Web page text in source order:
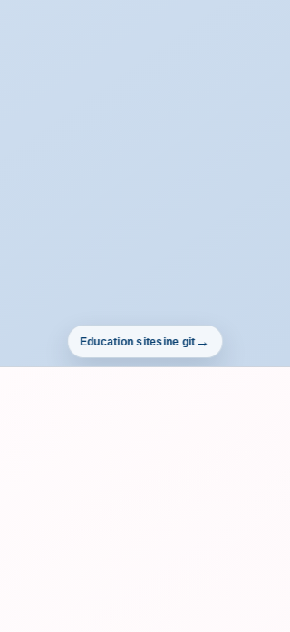
Education sitesine git